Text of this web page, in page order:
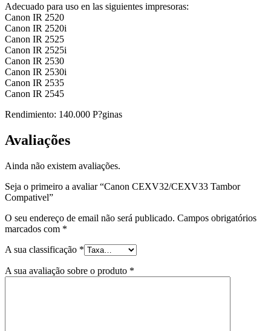
Adecuado para uso en las siguientes impresoras:
Canon IR 2520
Canon IR 2520i
Canon IR 2525
Canon IR 2525i
Canon IR 2530
Canon IR 2530i
Canon IR 2535
Canon IR 2545
Rendimiento: 140.000 P?ginas
Avaliações
Ainda não existem avaliações.
Seja o primeiro a avaliar “Canon CEXV32/CEXV33 Tambor
Compativel”
O seu endereço de email não será publicado. Campos obrigatórios
marcados com *
A sua classificação *
A sua avaliação sobre o produto *